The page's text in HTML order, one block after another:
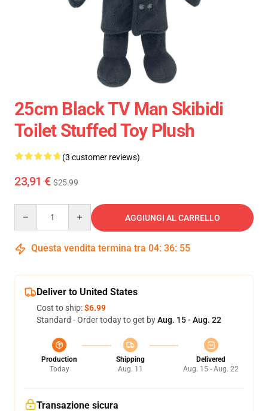
25cm Black TV Man Skibidi
Toilet Stuffed Toy Plush
(3 customer reviews)
23,91 € $25.99
AGGIUNGI AL CARRELLO
Questa vendita termina tra 04: 36: 55
Deliver to United States
Cost to ship:$6.99
Standard - Order today to get byAug. 15 - Aug. 22
Production
Today
Shipping
Aug. 11
Delivered
Aug. 15 - Aug. 22
Transazione sicura